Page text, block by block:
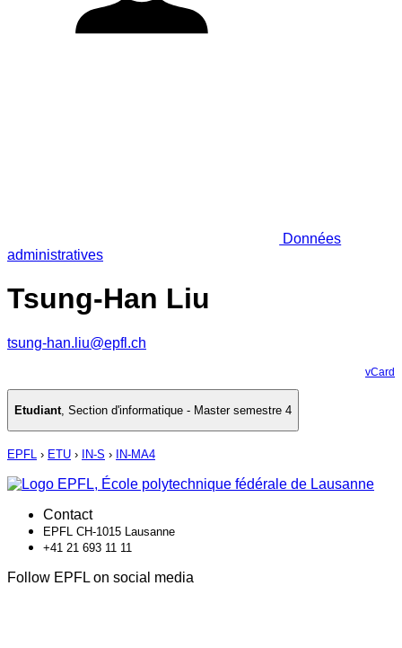
Données
administratives
Tsung-Han Liu
tsung-han.liu@epfl.ch
vCard
Etudiant, Section d'informatique - Master semestre 4
EPFL › ETU › IN-S › IN-MA4
Contact
EPFL CH-1015 Lausanne
+41 21 693 11 11
Follow EPFL on social media